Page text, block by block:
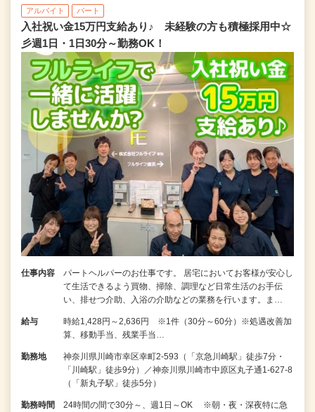
アルバイト パート
入社祝い金15万円支給あり♪ 未経験の方も積極採用中☆
彡週1日・1日30分～勤務OK！
仕事内容
パートヘルパーのお仕事です。 居宅においてお客様が安心し
て生活できるよう買物、掃除、調理など日常生活のお手伝
い、排せつ介助、入浴の介助などの業務を行います。ま…
給与
時給1,428円～2,636円 ※1件（30分～60分）※処遇改善加
算、移動手当、残業手当…
勤務地
神奈川県川崎市幸区幸町2-593（「京急川崎駅」徒歩7分・
「川崎駅」徒歩9分）／神奈川県川崎市中原区丸子通1-627-8
（「新丸子駅」徒歩5分）
勤務時間
24時間の間で30分～、週1日～OK ※朝・夜・深夜特に急